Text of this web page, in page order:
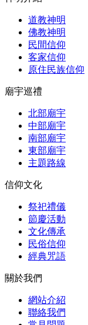
道教神明
佛教神明
民間信仰
客家信仰
原住民族信仰
廟宇巡禮
北部廟宇
中部廟宇
南部廟宇
東部廟宇
主題路線
信仰文化
祭祀禮儀
節慶活動
文化傳承
民俗信仰
經典咒語
關於我們
網站介紹
聯絡我們